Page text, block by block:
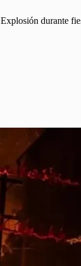
Explosión durante